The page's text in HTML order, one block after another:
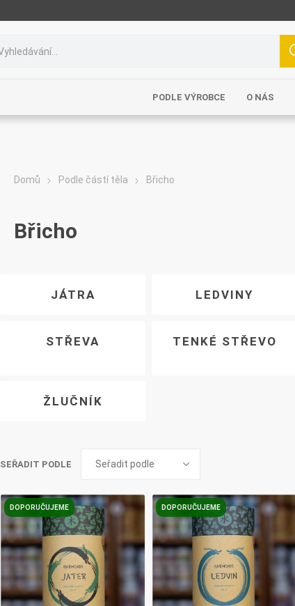
PODLE VÝROBCE O NÁS
Domů Podle částí těla Břicho
Břicho
JÁTRA LEDVINY
STŘEVA TENKÉ STŘEVO
ŽLUČNÍK
SEŘADIT PODLE
DOPORUČUJEME DOPORUČUJEME